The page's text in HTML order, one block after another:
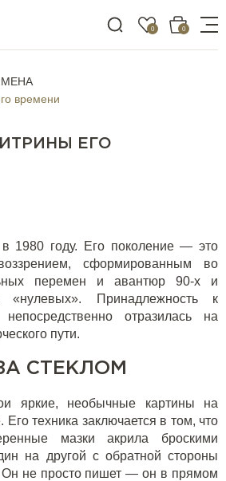
0 0
времени
ЕГО
1980 году. Его поколение — это
сформированным во
перемен и авантюр 90-х и
«нулевых». Принадлежность к
отразилась на
пути.
СТЕКЛОМ
яркие, необычные картины на
Его техника заключается в том, что
мазки акрила броскими
на другой с обратной стороны
Он не просто пишет — он в прямом